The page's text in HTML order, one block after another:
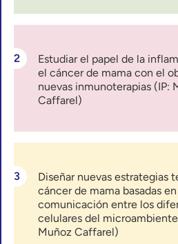
Estudiar el papel de la
el cáncer de mama con el
nuevas inmunoterapias (IP:
Caffarel)
Diseñar nuevas estrategias
cáncer de mama basadas
comunicación entre los
celulares del
Muñoz Caffarel)